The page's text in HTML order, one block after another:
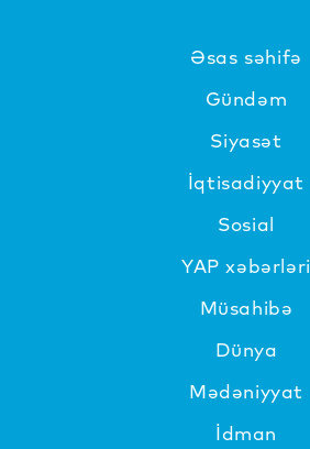
Əsas səhifə
Gündəm
Siyasət
İqtisadiyyat
Sosial
YAP xəbərləri
Müsahibə
Dünya
Mədəniyyat
İdman